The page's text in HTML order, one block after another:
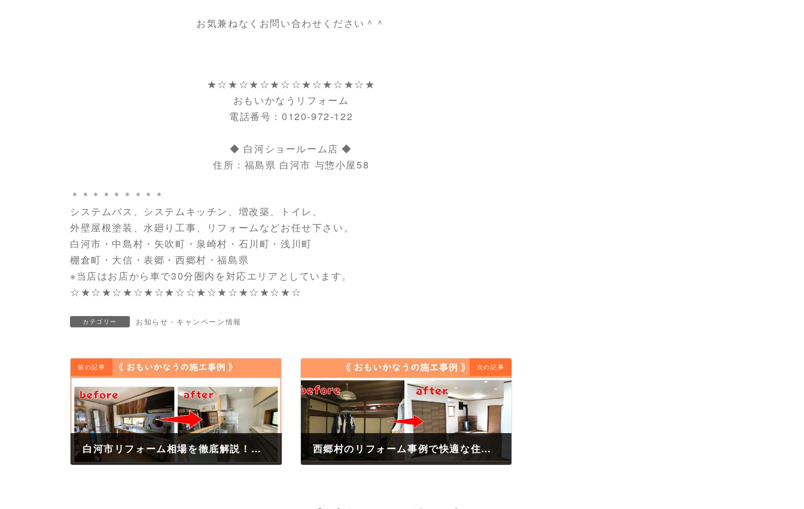
お気兼ねなくお問い合わせください＾＾
★☆★☆★☆★☆☆★☆★☆★☆★
おもいかなうリフォーム
電話番号：0120-972-122
◆ 白河ショールーム店 ◆
住所：福島県 白河市 与惣小屋58
＊＊＊＊＊＊＊＊＊
システムバス、システムキッチン、増改築、トイレ、
外壁屋根塗装、水廻り工事、リフォームなどお任せ下さい。
白河市・中島村・矢吹町・泉崎村・石川町・浅川町
棚倉町・大信・表郷・西郷村・福島県
※当店はお店から車で30分圏内を対応エリアとしています。
☆★☆★☆★☆★☆★☆☆★☆★☆★☆★☆★☆
カテゴリー お知らせ・キャンペーン情報
前の記事
白河市リフォーム相場を徹底解説！失敗しない費用の考え方
次の記事
西郷村のリフォーム事例で快適な住まいへ！